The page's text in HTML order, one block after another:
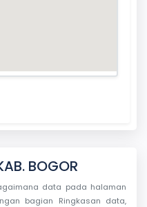
BOGOR
data pada halaman
bagian Ringkasan data,